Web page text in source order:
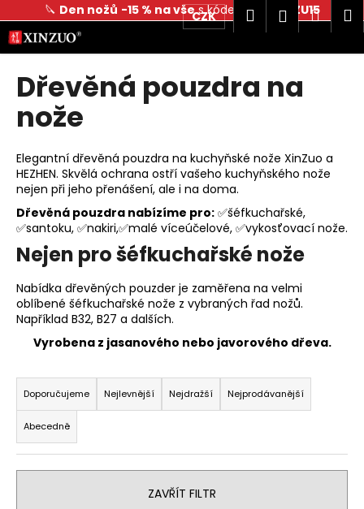
🔪 Den nožů -15 % na všes kódemDENNOZU15
Přejít
na
obsah
CZK Hledat
Dřevěná pouzdra na
nože
Elegantní dřevěná pouzdra na kuchyňské nože XinZuo a
HEZHEN. Skvělá ochrana ostří vašeho kuchyňského nože
nejen při jeho přenášení, ale i na doma.
Dřevěná pouzdra nabízíme pro: ✅šéfkuchařské,
✅santoku, ✅nakiri,✅malé víceúčelové, ✅vykosťovací nože.
Nejen pro šéfkuchařské nože
Nabídka dřevěných pouzder je zaměřena na velmi
oblíbené šéfkuchařské nože z vybraných řad nožů.
Například B32, B27 a dalších.
Vyrobena z jasanového nebo javorového dřeva.
Ř
a
z
e
n
Doporučujeme Nejlevnější Nejdražší Nejprodávanější
Abecedně
ZAVŘÍT FILTR
o
š Zpět
Zpět
C
o
p
o
t
ř
e
b
u
j
e
t
a
j
t
?